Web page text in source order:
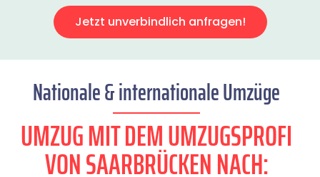
Jetzt unverbindlich anfragen!
Nationale & internationale Umzüge
UMZUG MIT DEM UMZUGSPROFI
VON SAARBRÜCKEN NACH: